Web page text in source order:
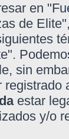
en
de
sin
registrado
estar
y/o